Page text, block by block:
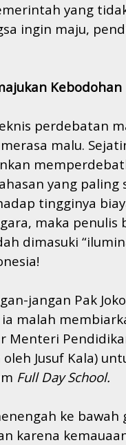
yang
ingin maju,
Kebodohan
perdebatan
malu.
yang paling
tingginya
maka
dimasuki
jangan Pak
malah
Menteri
Jusuf Kala)
Full Day School.
ke
karena